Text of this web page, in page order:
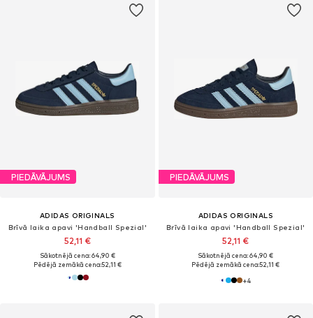
PIEDĀVĀJUMS
ADIDAS ORIGINALS
Brīvā laika apavi 'Handball Spezial'
52,11 €
Sākotnējā cena: 64,90 €
Pēdējā zemākā cena:52,11 €
PIEDĀVĀJUMS
ADIDAS ORIGINALS
Brīvā laika apavi 'Handball Spezial'
52,11 €
Sākotnējā cena: 64,90 €
Pēdējā zemākā cena:52,11 €
+4